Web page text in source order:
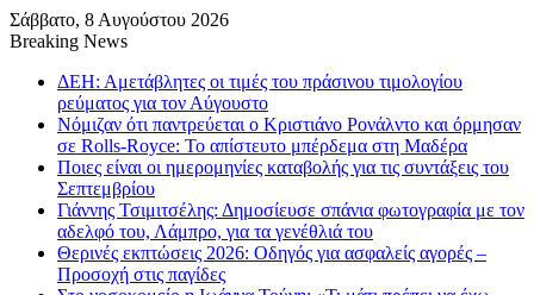
Σάββατο, 8 Αυγούστου 2026
Breaking News
ΔΕΗ: Αμετάβλητες οι τιμές του πράσινου τιμολογίου
ρεύματος για τον Αύγουστο
Νόμιζαν ότι παντρεύεται ο Κριστιάνο Ρονάλντο και όρμησαν
σε Rolls-Royce: Το απίστευτο μπέρδεμα στη Μαδέρα
Ποιες είναι οι ημερομηνίες καταβολής για τις συντάξεις του
Σεπτεμβρίου
Γιάννης Τσιμιτσέλης: Δημοσίευσε σπάνια φωτογραφία με τον
αδελφό του, Λάμπρο, για τα γενέθλιά του
Θερινές εκπτώσεις 2026: Οδηγός για ασφαλείς αγορές –
Προσοχή στις παγίδες